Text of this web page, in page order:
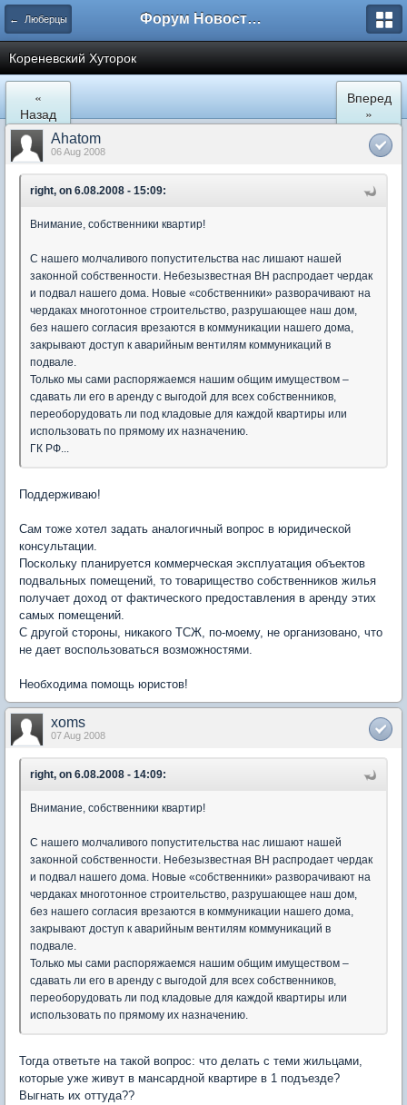
← Люберцы Форум Новостройки
Кореневский Хуторок
«
Назад
Вперед
»
Ahatom
06 Aug 2008
right, on 6.08.2008 - 15:09:
Внимание, собственники квартир!
С нашего молчаливого попустительства нас лишают нашей
законной собственности. Небезызвестная ВН распродает чердак
и подвал нашего дома. Новые «собственники» разворачивают на
чердаках многотонное строительство, разрушающее наш дом,
без нашего согласия врезаются в коммуникации нашего дома,
закрывают доступ к аварийным вентилям коммуникаций в
подвале.
Только мы сами распоряжаемся нашим общим имуществом –
сдавать ли его в аренду с выгодой для всех собственников,
переоборудовать ли под кладовые для каждой квартиры или
использовать по прямому их назначению.
ГК РФ...
Поддерживаю!
Сам тоже хотел задать аналогичный вопрос в юридической
консультации.
Поскольку планируется коммерческая эксплуатация объектов
подвальных помещений, то товарищество собственников жилья
получает доход от фактического предоставления в аренду этих
самых помещений.
С другой стороны, никакого ТСЖ, по-моему, не организовано, что
не дает воспользоваться возможностями.
Необходима помощь юристов!
xoms
07 Aug 2008
right, on 6.08.2008 - 14:09:
Внимание, собственники квартир!
С нашего молчаливого попустительства нас лишают нашей
законной собственности. Небезызвестная ВН распродает чердак
и подвал нашего дома. Новые «собственники» разворачивают на
чердаках многотонное строительство, разрушающее наш дом,
без нашего согласия врезаются в коммуникации нашего дома,
закрывают доступ к аварийным вентилям коммуникаций в
подвале.
Только мы сами распоряжаемся нашим общим имуществом –
сдавать ли его в аренду с выгодой для всех собственников,
переоборудовать ли под кладовые для каждой квартиры или
использовать по прямому их назначению.
Тогда ответьте на такой вопрос: что делать с теми жильцами,
которые уже живут в мансардной квартире в 1 подъезде?
Выгнать их оттуда??